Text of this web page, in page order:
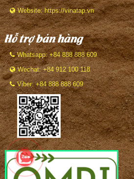
Website: https://vinatap.vn
Hỗ trợ bán hàng
Whatsapp: +84 888 888 609
Wechat: +84 912 100 118
Viber: +84 888 888 609